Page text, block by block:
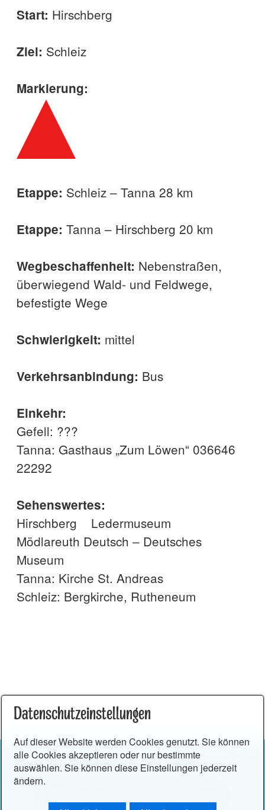
Start: Hirschberg
Ziel: Schleiz
Markierung:
Etappe: Schleiz – Tanna 28 km
Etappe: Tanna – Hirschberg 20 km
Wegbeschaffenheit: Nebenstraßen,
überwiegend Wald- und Feldwege,
befestigte Wege
Schwierigkeit: mittel
Verkehrsanbindung: Bus
Einkehr:
Gefell: ???
Tanna: Gasthaus „Zum Löwen“ 036646
22292
Sehenswertes:
Hirschberg Ledermuseum
Mödlareuth Deutsch – Deutsches
Museum
Tanna: Kirche St. Andreas
Schleiz: Bergkirche, Rutheneum
Datenschutzeinstellungen
Auf dieser Website werden Cookies genutzt. Sie können
alle Cookies akzeptieren oder nur bestimmte
auswählen. Sie können diese Einstellungen jederzeit
ändern.